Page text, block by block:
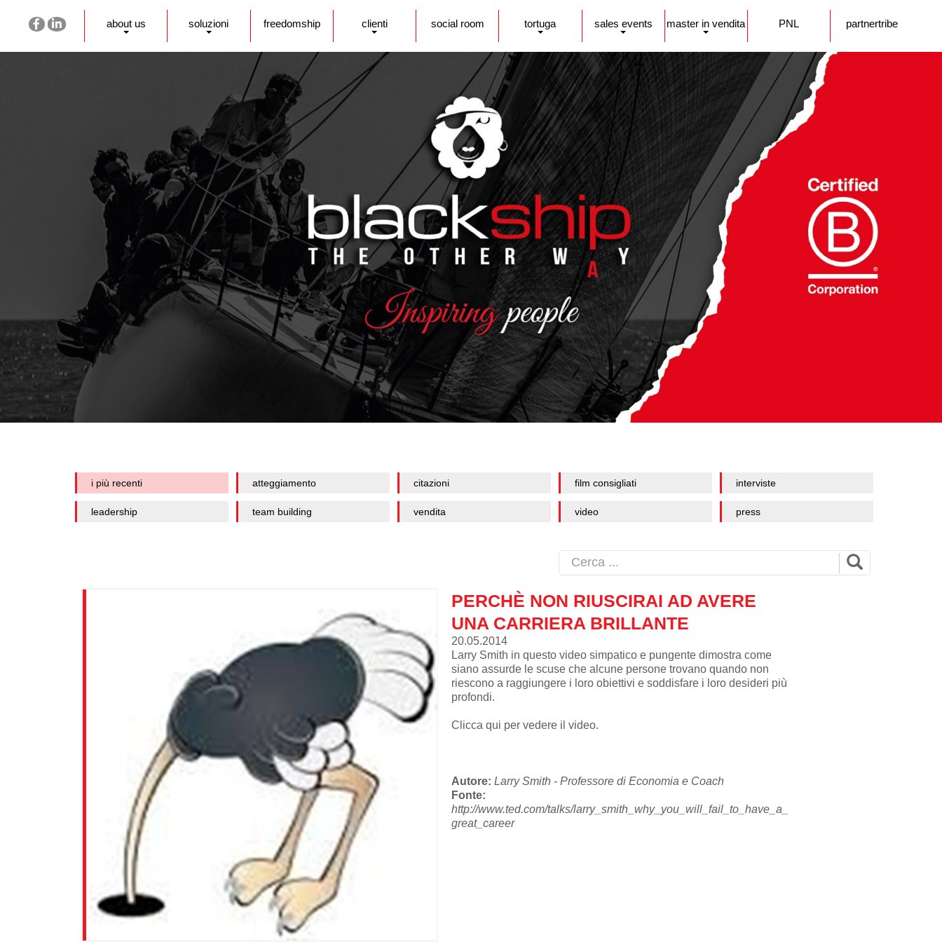
about us soluzioni freedomship clienti social room tortuga sales events master in vendita PNL partnertribe
i più recenti atteggiamento citazioni film consigliati interviste
leadership team building vendita video press
PERCHÈ NON RIUSCIRAI AD AVERE
UNA CARRIERA BRILLANTE
20.05.2014
Larry Smith in questo video simpatico e pungente dimostra come
siano assurde le scuse che alcune persone trovano quando non
riescono a raggiungere i loro obiettivi e soddisfare i loro desideri più
profondi.
Clicca qui per vedere il video.
Autore: Larry Smith - Professore di Economia e Coach
Fonte:
http://www.ted.com/talks/larry_smith_why_you_will_fail_to_have_a_
great_career